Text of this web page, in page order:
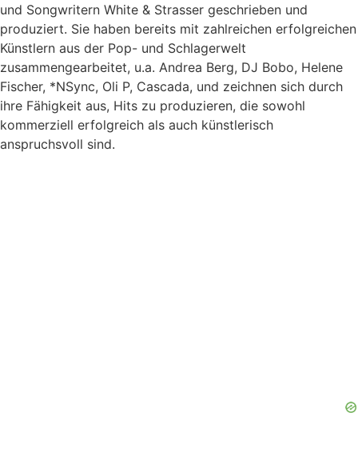
und Songwritern White & Strasser geschrieben und
produziert. Sie haben bereits mit zahlreichen erfolgreichen
Künstlern aus der Pop- und Schlagerwelt
zusammengearbeitet, u.a. Andrea Berg, DJ Bobo, Helene
Fischer, *NSync, Oli P, Cascada, und zeichnen sich durch
ihre Fähigkeit aus, Hits zu produzieren, die sowohl
kommerziell erfolgreich als auch künstlerisch
anspruchsvoll sind.